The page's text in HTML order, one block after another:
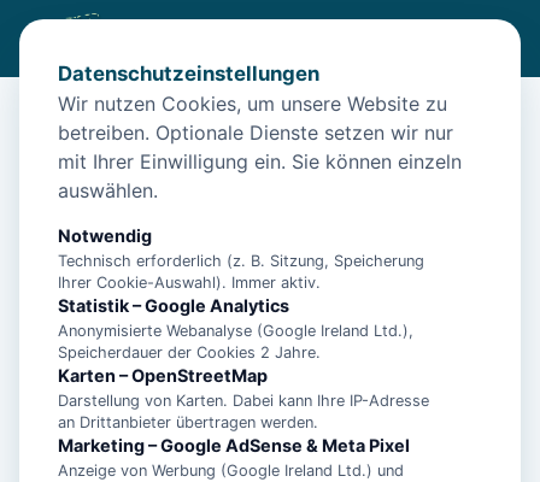
Diese Unterkunft ist aktuell nicht
buchbar
Unterkünfte in der Nähe
1-Zimmer Apartment in Strandnähe mit
Balkon und inkl. Schwimmbad- &
Saunanutzung
Datenschutzeinstellungen
Wir nutzen Cookies, um unsere Website zu
betreiben. Optionale Dienste setzen wir nur
mit Ihrer Einwilligung ein. Sie können einzeln
auswählen.
Notwendig
Technisch erforderlich (z. B. Sitzung, Speicherung
Ihrer Cookie-Auswahl). Immer aktiv.
Statistik – Google Analytics
Anonymisierte Webanalyse (Google Ireland Ltd.),
Speicherdauer der Cookies 2 Jahre.
Karten – OpenStreetMap
Darstellung von Karten. Dabei kann Ihre IP-Adresse
an Drittanbieter übertragen werden.
Marketing – Google AdSense & Meta Pixel
Anzeige von Werbung (Google Ireland Ltd.) und